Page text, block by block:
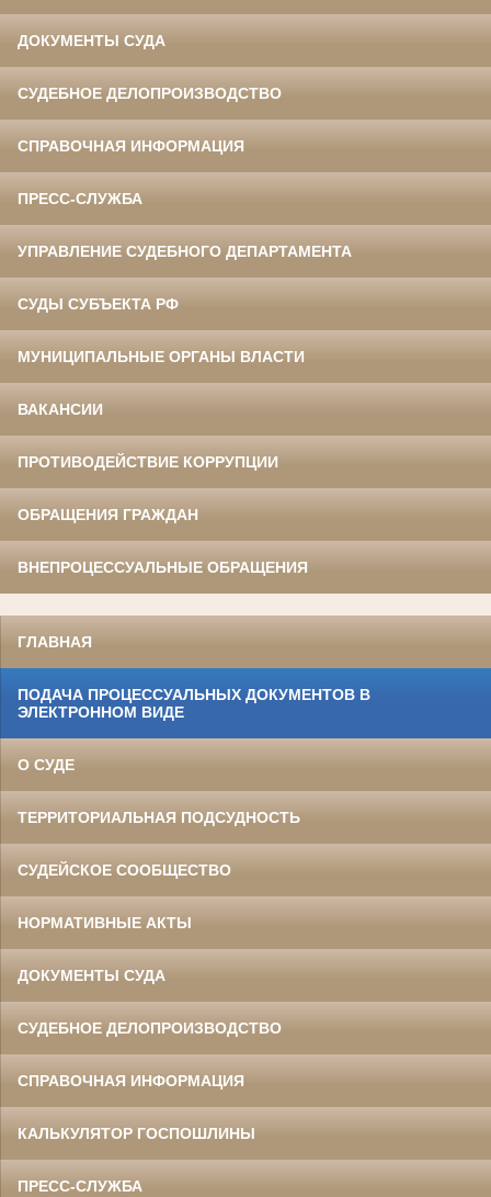
ДОКУМЕНТЫ СУДА
СУДЕБНОЕ ДЕЛОПРОИЗВОДСТВО
СПРАВОЧНАЯ ИНФОРМАЦИЯ
ПРЕСС-СЛУЖБА
УПРАВЛЕНИЕ СУДЕБНОГО ДЕПАРТАМЕНТА
СУДЫ СУБЪЕКТА РФ
МУНИЦИПАЛЬНЫЕ ОРГАНЫ ВЛАСТИ
ВАКАНСИИ
ПРОТИВОДЕЙСТВИЕ КОРРУПЦИИ
ОБРАЩЕНИЯ ГРАЖДАН
ВНЕПРОЦЕССУАЛЬНЫЕ ОБРАЩЕНИЯ
ГЛАВНАЯ
ПОДАЧА ПРОЦЕССУАЛЬНЫХ ДОКУМЕНТОВ В
ЭЛЕКТРОННОМ ВИДЕ
О СУДЕ
ТЕРРИТОРИАЛЬНАЯ ПОДСУДНОСТЬ
СУДЕЙСКОЕ СООБЩЕСТВО
НОРМАТИВНЫЕ АКТЫ
ДОКУМЕНТЫ СУДА
СУДЕБНОЕ ДЕЛОПРОИЗВОДСТВО
СПРАВОЧНАЯ ИНФОРМАЦИЯ
КАЛЬКУЛЯТОР ГОСПОШЛИНЫ
ПРЕСС-СЛУЖБА